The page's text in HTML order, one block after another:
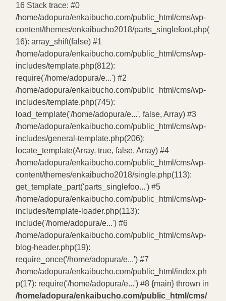
16 Stack trace: #0
/home/adopura/enkaibucho.com/public_html/cms/wp-
content/themes/enkaibucho2018/parts_singlefoot.php(
16): array_shift(false) #1
/home/adopura/enkaibucho.com/public_html/cms/wp-
includes/template.php(812):
require('/home/adopura/e...') #2
/home/adopura/enkaibucho.com/public_html/cms/wp-
includes/template.php(745):
load_template('/home/adopura/e...', false, Array) #3
/home/adopura/enkaibucho.com/public_html/cms/wp-
includes/general-template.php(206):
locate_template(Array, true, false, Array) #4
/home/adopura/enkaibucho.com/public_html/cms/wp-
content/themes/enkaibucho2018/single.php(113):
get_template_part('parts_singlefoo...') #5
/home/adopura/enkaibucho.com/public_html/cms/wp-
includes/template-loader.php(113):
include('/home/adopura/e...') #6
/home/adopura/enkaibucho.com/public_html/cms/wp-
blog-header.php(19):
require_once('/home/adopura/e...') #7
/home/adopura/enkaibucho.com/public_html/index.ph
p(17): require('/home/adopura/e...') #8 {main} thrown in
/home/adopura/enkaibucho.com/public_html/cms/